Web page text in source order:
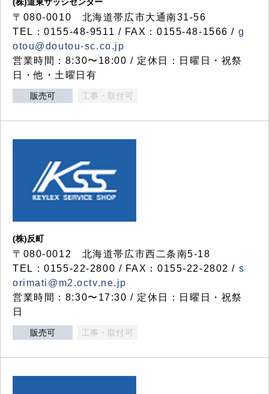
〒080-0010 北海道帯広市大通南31-56
TEL：0155-48-9511 / FAX：0155-48-1566 / g
otou@doutou-sc.co.jp
営業時間：8:30〜18:00 / 定休日：日曜日・祝祭
日・他・土曜日有
販売可 工事・取付可
(株)反町
〒080-0012 北海道帯広市西二条南5-18
TEL：0155-22-2800 / FAX：0155-22-2802 / s
orimati@m2.octv.ne.jp
営業時間：8:30〜17:30 / 定休日：日曜日・祝祭
日
販売可 工事・取付可